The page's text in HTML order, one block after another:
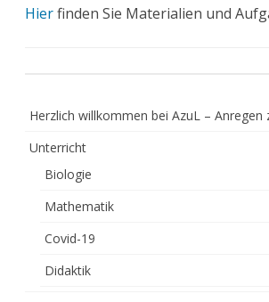
Hierfinden Sie Materialien und
Herzlich willkommen bei AzuL – Anregen
Unterricht
Biologie
Mathematik
Covid-19
Didaktik